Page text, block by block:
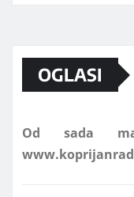
OGLASI
Od sada